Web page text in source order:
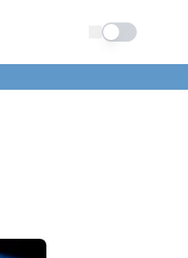
Schimba tema